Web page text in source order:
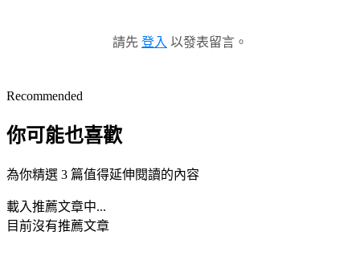
請先 登入 以發表留言。
Recommended
你可能也喜歡
為你精選 3 篇值得延伸閱讀的內容
載入推薦文章中...
目前沒有推薦文章